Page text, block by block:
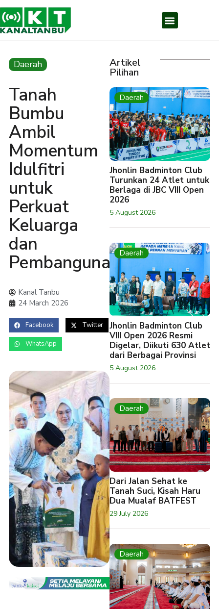
Daerah
Tanah
Bumbu
Ambil
Momentum
Idulfitri
untuk
Perkuat
Keluarga
dan
Pembangunan
Kanal Tanbu
24 March 2026
Facebook Twitter
WhatsApp
Artikel
Pilihan
Daerah
Jhonlin Badminton Club
Turunkan 24 Atlet untuk
Berlaga di JBC VIII Open
2026
5 August 2026
Daerah
Jhonlin Badminton Club
VIII Open 2026 Resmi
Digelar, Diikuti 630 Atlet
dari Berbagai Provinsi
5 August 2026
Daerah
Dari Jalan Sehat ke
Tanah Suci, Kisah Haru
Dua Mualaf BATFEST
29 July 2026
Daerah